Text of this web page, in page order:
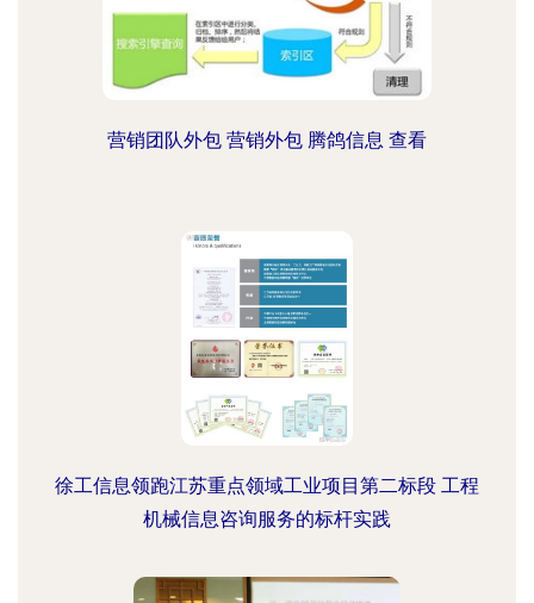
营销团队外包 营销外包 腾鸽信息 查看
徐工信息领跑江苏重点领域工业项目第二标段 工程
机械信息咨询服务的标杆实践